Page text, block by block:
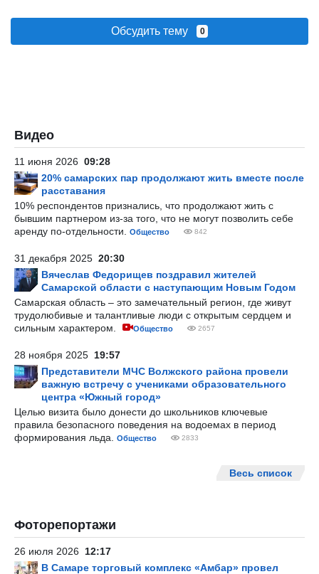
Обсудить тему 0
Видео
11 июня 2026 09:28
20% самарских пар продолжают жить вместе после
расставания
10% респондентов признались, что продолжают жить с
бывшим партнером из-за того, что не могут позволить себе
аренду по-отдельности.
Общество 842
31 декабря 2025 20:30
Вячеслав Федорищев поздравил жителей
Самарской области с наступающим Новым Годом
Самарская область – это замечательный регион, где живут
трудолюбивые и талантливые люди с открытым сердцем и
сильным характером.
Общество 2657
28 ноября 2025 19:57
Представители МЧС Волжского района провели
важную встречу с учениками образовательного
центра «Южный город»
Целью визита было донести до школьников ключевые
правила безопасного поведения на водоемах в период
формирования льда.
Общество 2833
Весь список
Фоторепортажи
26 июля 2026 12:17
В Самаре торговый комплекс «Амбар» провел